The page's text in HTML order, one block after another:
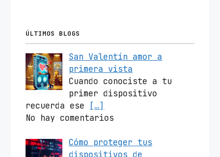
ÚLTIMOS BLOGS
San Valentín amor a
primera vista
Cuando conociste a tu
primer dispositivo
recuerda ese
[…]
No hay comentarios
Cómo proteger tus
dispositivos de